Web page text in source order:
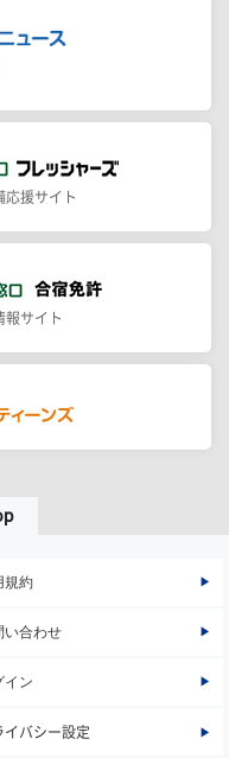
応援サイト
報サイト
規約
い合わせ
イン
イバシー設定